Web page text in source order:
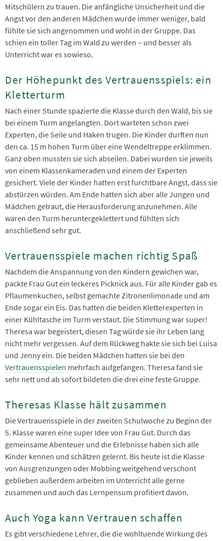
Mitschülern zu trauen. Die anfängliche Unsicherheit und die
Angst vor den anderen Mädchen wurde immer weniger, bald
fühlte sie sich angenommen und wohl in der Gruppe. Das
schien ein toller Tag im Wald zu werden – und besser als
Unterricht war es sowieso.
Der Höhepunkt des Vertrauensspiels: ein
Kletterturm
Nach einer Stunde spazierte die Klasse durch den Wald, bis sie
bei einem Turm angelangten. Dort warteten schon zwei
Experten, die Seile und Haken trugen. Die Kinder durften nun
den ca. 15 m hohen Turm über eine Wendeltreppe erklimmen.
Ganz oben mussten sie sich abseilen. Dabei wurden sie jeweils
von einem Klassenkameraden und einem der Experten
gesichert. Viele der Kinder hatten erst furchtbare Angst, dass sie
abstürzen würden. Am Ende hatten sich aber alle Jungen und
Mädchen getraut, die Herausforderung anzunehmen. Alle
waren den Turm heruntergeklettert und fühlten sich
anschließend sehr gut.
Vertrauensspiele machen richtig Spaß
Nachdem die Anspannung von den Kindern gewichen war,
packte Frau Gut ein leckeres Picknick aus. Für alle Kinder gab es
Pflaumenkuchen, selbst gemachte Zitronenlimonade und am
Ende sogar ein Eis. Das hatten die beiden Kletterexperten in
einer Kühltasche im Turm verstaut. Die Stimmung war super!
Theresa war begeistert, diesen Tag würde sie ihr Leben lang
nicht mehr vergessen. Auf dem Rückweg hakte sie sich bei Luisa
und Jenny ein. Die beiden Mädchen hatten sie bei den
Vertrauensspielen mehrfach aufgefangen. Theresa fand sie
sehr nett und ab sofort bildeten die drei eine feste Gruppe.
Theresas Klasse hält zusammen
Die Vertrauensspiele in der zweiten Schulwoche zu Beginn der
5. Klasse waren eine super Idee von Frau Gut. Durch das
gemeinsame Abenteuer und die Erlebnisse haben sich alle
Kinder kennen und schätzen gelernt. Bis heute ist die Klasse
von Ausgrenzungen oder Mobbing weitgehend verschont
geblieben außerdem arbeiten im Unterricht alle gerne
zusammen und auch das Lernpensum profitiert davon.
Auch Yoga kann Vertrauen schaffen
Es gibt verschiedene Lehrer, die die wohltuende Wirkung des